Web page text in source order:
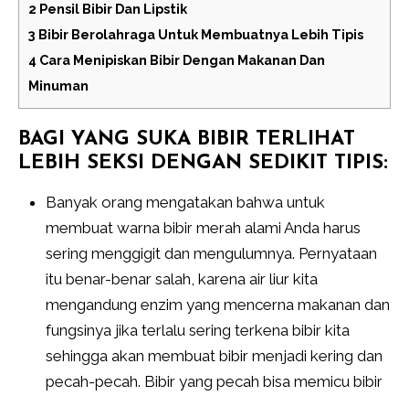
2 Pensil Bibir Dan Lipstik
3 Bibir Berolahraga Untuk Membuatnya Lebih Tipis
4 Cara Menipiskan Bibir Dengan Makanan Dan
Minuman
BAGI YANG SUKA BIBIR TERLIHAT
LEBIH SEKSI DENGAN SEDIKIT TIPIS:
Banyak orang mengatakan bahwa untuk
membuat warna bibir merah alami Anda harus
sering menggigit dan mengulumnya. Pernyataan
itu benar-benar salah, karena air liur kita
mengandung enzim yang mencerna makanan dan
fungsinya jika terlalu sering terkena bibir kita
sehingga akan membuat bibir menjadi kering dan
pecah-pecah. Bibir yang pecah bisa memicu bibir